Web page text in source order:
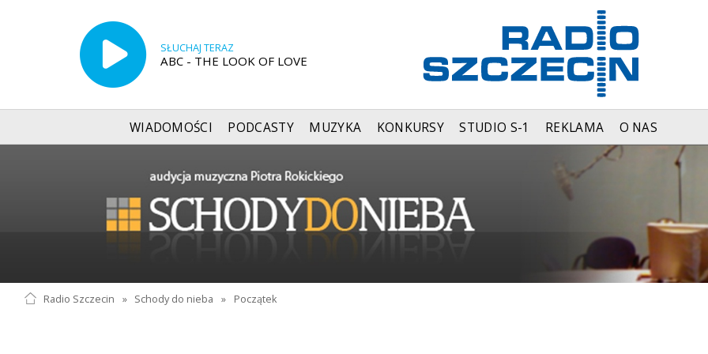
SŁUCHAJ TERAZ
ABC - THE LOOK OF LOVE
WIADOMOŚCI PODCASTY MUZYKA KONKURSY STUDIO S-1 REKLAMA O NAS
Radio Szczecin » Schody do nieba » Początek